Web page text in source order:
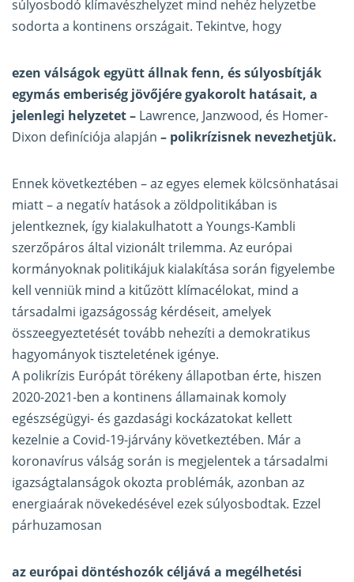
súlyosbodó klímavészhelyzet mind nehéz helyzetbe
sodorta a kontinens országait. Tekintve, hogy
ezen válságok együtt állnak fenn, és súlyosbítják
egymás emberiség jövőjére gyakorolt hatásait, a
jelenlegi helyzetet – Lawrence, Janzwood, és Homer-
Dixon definíciója alapján – polikrízisnek nevezhetjük.
Ennek következtében – az egyes elemek kölcsönhatásai
miatt – a negatív hatások a zöldpolitikában is
jelentkeznek, így kialakulhatott a Youngs-Kambli
szerzőpáros által vizionált trilemma. Az európai
kormányoknak politikájuk kialakítása során figyelembe
kell venniük mind a kitűzött klímacélokat, mind a
társadalmi igazságosság kérdéseit, amelyek
összeegyeztetését tovább nehezíti a demokratikus
hagyományok tiszteletének igénye.
A polikrízis Európát törékeny állapotban érte, hiszen
2020-2021-ben a kontinens államainak komoly
egészségügyi- és gazdasági kockázatokat kellett
kezelnie a Covid-19-járvány következtében. Már a
koronavírus válság során is megjelentek a társadalmi
igazságtalanságok okozta problémák, azonban az
energiaárak növekedésével ezek súlyosbodtak. Ezzel
párhuzamosan
az európai döntéshozók céljává a megélhetési